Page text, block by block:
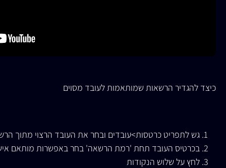
כיצד להגדיר הרשאות שמותאמות לעובד מסוים
גש לתפריט כרטסות>עובדים ובחר את העובד הרצוי מתוך
בכרטיס העובד תחת 'רמת הרשאה' בחר באפשרות מותאם
לחץ על שלוש הנקודות